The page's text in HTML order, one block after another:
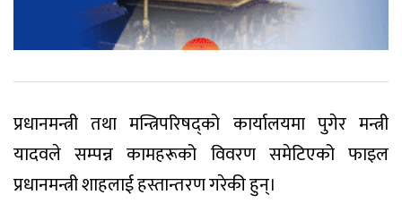
प्रधानमन्त्री तथा मन्त्रिपरिषद्को कार्यालयमा पुगेर मन्त्री
यादवले सम्पन्न कामहरूको विवरण समेटिएको फाइल
प्रधानमन्त्री शाहलाई हस्तान्तरण गरेकी हुन्।